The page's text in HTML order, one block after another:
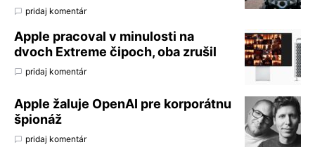
pridaj komentár
Apple pracoval v minulosti na
dvoch Extreme čipoch, oba zrušil
pridaj komentár
Apple žaluje OpenAI pre korporátnu
špionáž
pridaj komentár